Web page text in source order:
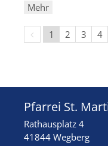
Mehr
Vorherige Seite
1 2 3 4
Pfarrei St.
Rathausplatz 4
41844 Wegberg